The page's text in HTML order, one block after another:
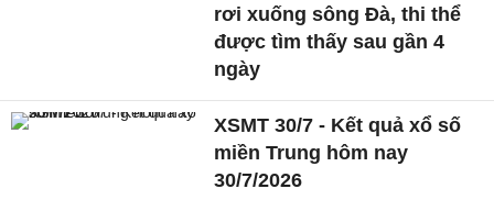
rơi xuống sông Đà, thi thể
được tìm thấy sau gần 4
ngày
XSMT 30/7 - Kết quả xổ số
miền Trung hôm nay
30/7/2026